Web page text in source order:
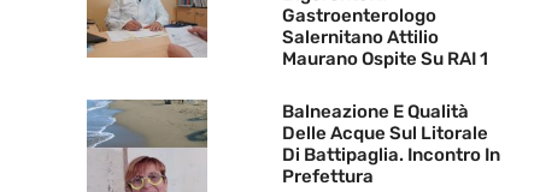
Gastroenterologo
Salernitano Attilio
Maurano Ospite Su RAI 1
Balneazione E Qualità
Delle Acque Sul Litorale
Di Battipaglia. Incontro In
Prefettura